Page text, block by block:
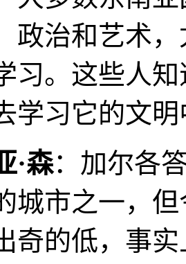
政治和艺术
习。这些人
学习它的文
·森：加尔各
城市之一，
奇的低，事